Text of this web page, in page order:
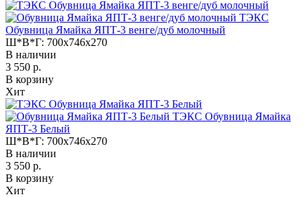
ТЭКС
Обувница Ямайка ЯПТ-3 венге/дуб молочный
Ш*В*Г: 700x746x270
В наличии
3 550 р.
В корзину
Хит
ТЭКС Обувница Ямайка
ЯПТ-3 Белый
Ш*В*Г: 700x746x270
В наличии
3 550 р.
В корзину
Хит